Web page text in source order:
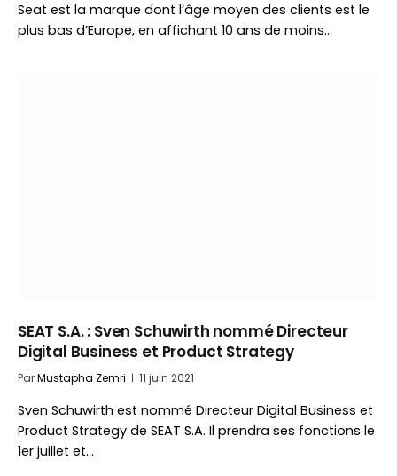
Seat est la marque dont l’âge moyen des clients est le
plus bas d’Europe, en affichant 10 ans de moins…
SEAT S.A. : Sven Schuwirth nommé Directeur
Digital Business et Product Strategy
ParMustapha Zemri 11 juin 2021
Sven Schuwirth est nommé Directeur Digital Business et
Product Strategy de SEAT S.A. Il prendra ses fonctions le
1er juillet et…